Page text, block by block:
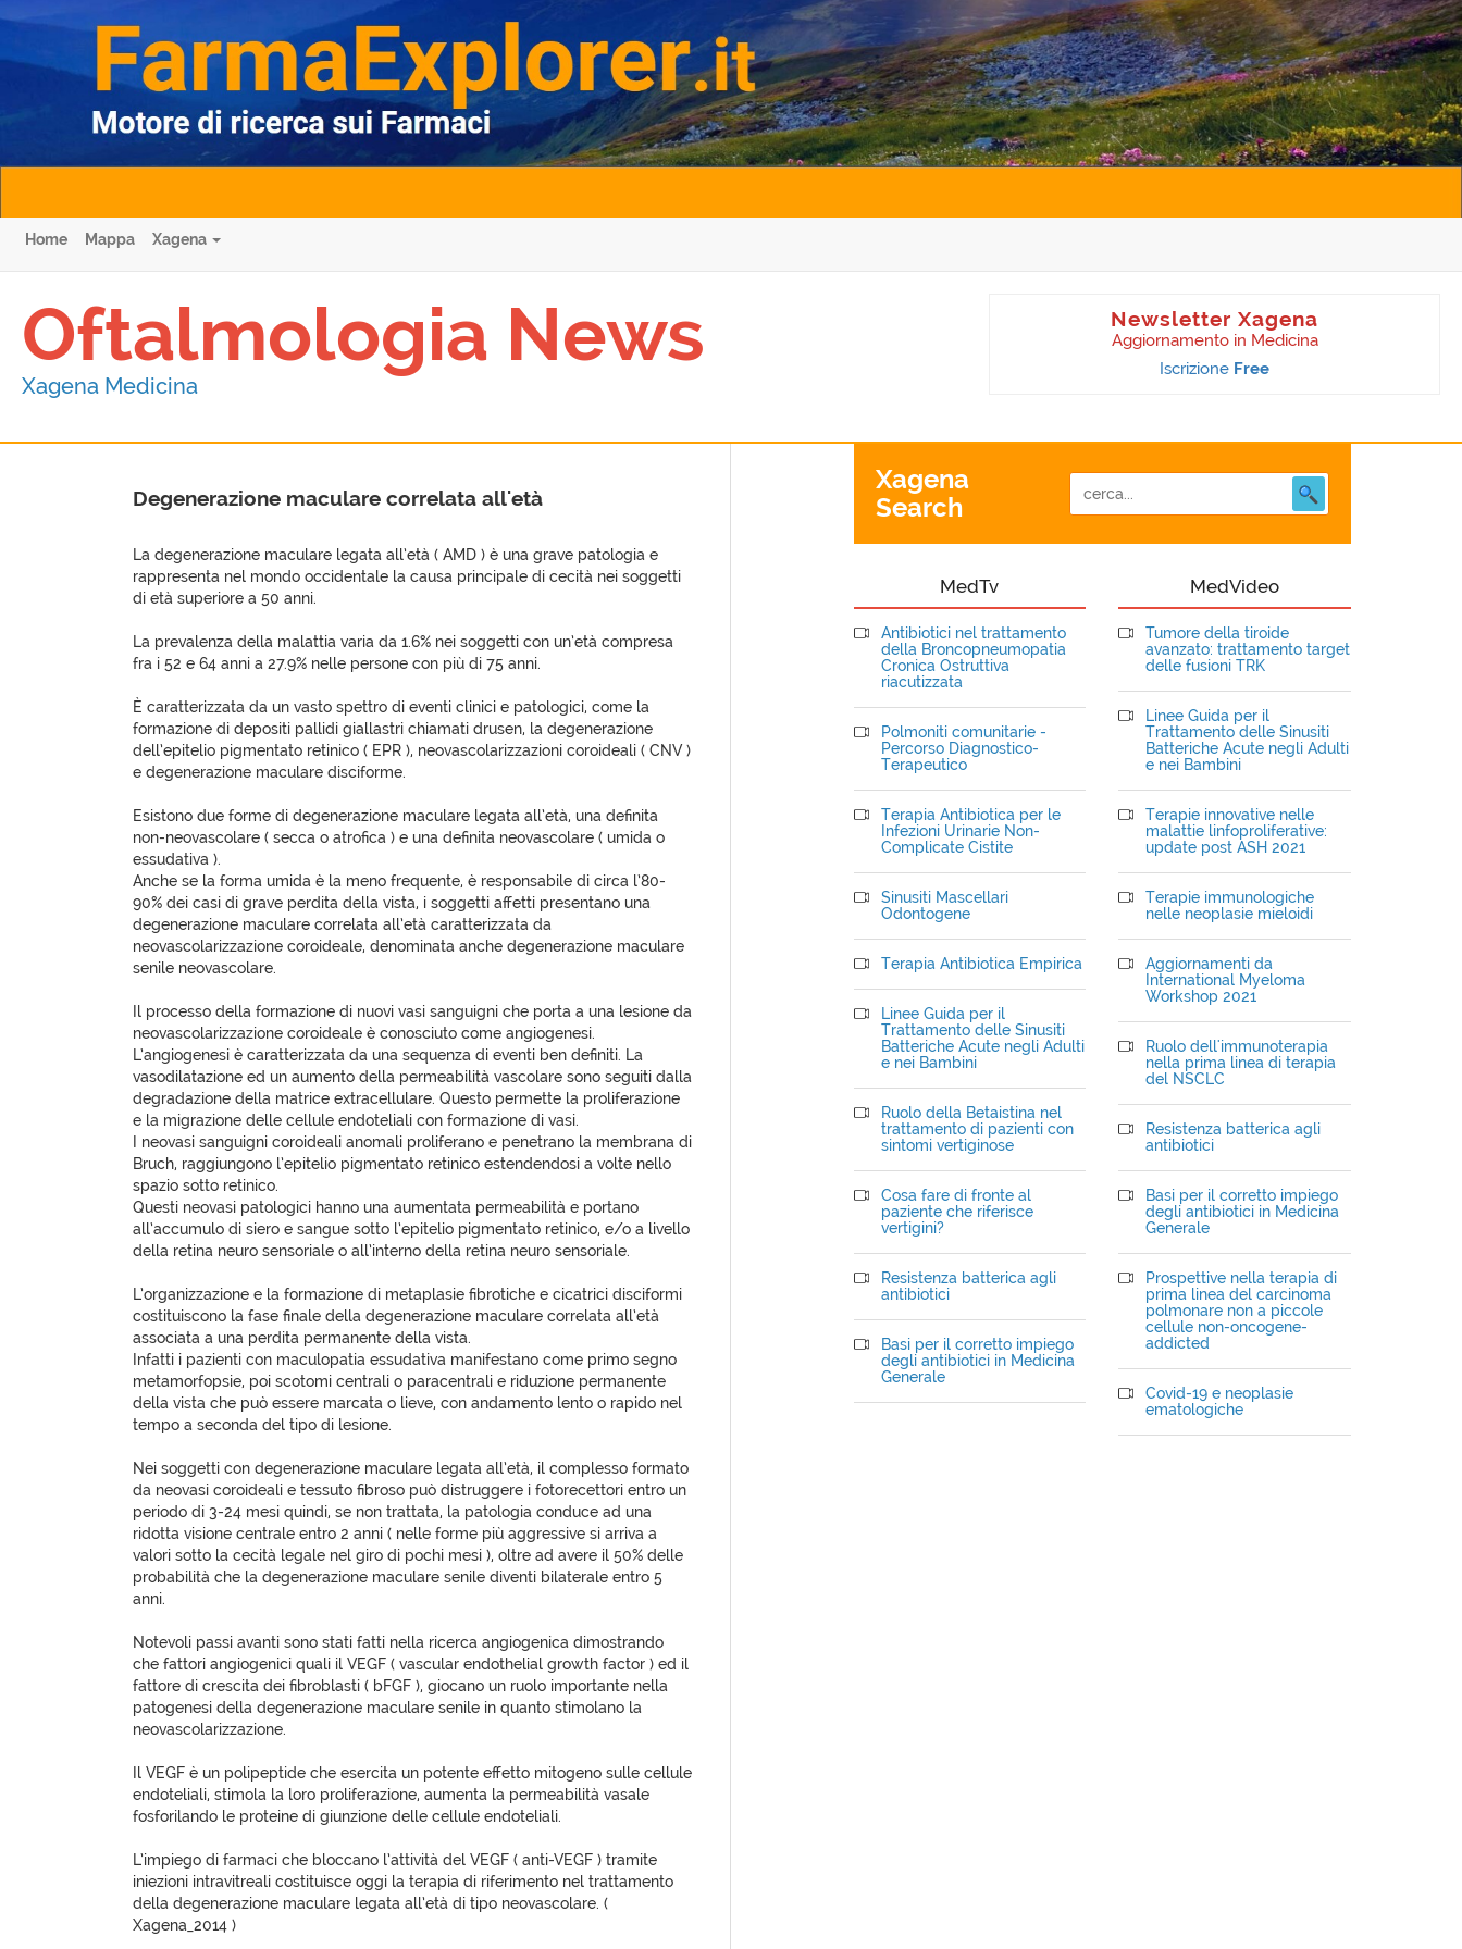
Home Mappa Xagena
Oftalmologia News
Xagena Medicina
Newsletter Xagena
Aggiornamento in Medicina
Iscrizione Free
Degenerazione maculare correlata all'età
La degenerazione maculare legata all’età ( AMD ) è una grave patologia e
rappresenta nel mondo occidentale la causa principale di cecità nei soggetti
di età superiore a 50 anni.
La prevalenza della malattia varia da 1.6% nei soggetti con un’età compresa
fra i 52 e 64 anni a 27.9% nelle persone con più di 75 anni.
È caratterizzata da un vasto spettro di eventi clinici e patologici, come la
formazione di depositi pallidi giallastri chiamati drusen, la degenerazione
dell’epitelio pigmentato retinico ( EPR ), neovascolarizzazioni coroideali ( CNV )
e degenerazione maculare disciforme.
Esistono due forme di degenerazione maculare legata all’età, una definita
non-neovascolare ( secca o atrofica ) e una definita neovascolare ( umida o
essudativa ).
Anche se la forma umida è la meno frequente, è responsabile di circa l’80-
90% dei casi di grave perdita della vista, i soggetti affetti presentano una
degenerazione maculare correlata all’età caratterizzata da
neovascolarizzazione coroideale, denominata anche degenerazione maculare
senile neovascolare.
Il processo della formazione di nuovi vasi sanguigni che porta a una lesione da
neovascolarizzazione coroideale è conosciuto come angiogenesi.
L’angiogenesi è caratterizzata da una sequenza di eventi ben definiti. La
vasodilatazione ed un aumento della permeabilità vascolare sono seguiti dalla
degradazione della matrice extracellulare. Questo permette la proliferazione
e la migrazione delle cellule endoteliali con formazione di vasi.
I neovasi sanguigni coroideali anomali proliferano e penetrano la membrana di
Bruch, raggiungono l’epitelio pigmentato retinico estendendosi a volte nello
spazio sotto retinico.
Questi neovasi patologici hanno una aumentata permeabilità e portano
all’accumulo di siero e sangue sotto l’epitelio pigmentato retinico, e/o a livello
della retina neuro sensoriale o all’interno della retina neuro sensoriale.
L’organizzazione e la formazione di metaplasie fibrotiche e cicatrici disciformi
costituiscono la fase finale della degenerazione maculare correlata all’età
associata a una perdita permanente della vista.
Infatti i pazienti con maculopatia essudativa manifestano come primo segno
metamorfopsie, poi scotomi centrali o paracentrali e riduzione permanente
della vista che può essere marcata o lieve, con andamento lento o rapido nel
tempo a seconda del tipo di lesione.
Nei soggetti con degenerazione maculare legata all’età, il complesso formato
da neovasi coroideali e tessuto fibroso può distruggere i fotorecettori entro un
periodo di 3-24 mesi quindi, se non trattata, la patologia conduce ad una
ridotta visione centrale entro 2 anni ( nelle forme più aggressive si arriva a
valori sotto la cecità legale nel giro di pochi mesi ), oltre ad avere il 50% delle
probabilità che la degenerazione maculare senile diventi bilaterale entro 5
anni.
Notevoli passi avanti sono stati fatti nella ricerca angiogenica dimostrando
che fattori angiogenici quali il VEGF ( vascular endothelial growth factor ) ed il
fattore di crescita dei fibroblasti ( bFGF ), giocano un ruolo importante nella
patogenesi della degenerazione maculare senile in quanto stimolano la
neovascolarizzazione.
Il VEGF è un polipeptide che esercita un potente effetto mitogeno sulle cellule
endoteliali, stimola la loro proliferazione, aumenta la permeabilità vasale
fosforilando le proteine di giunzione delle cellule endoteliali.
L’impiego di farmaci che bloccano l’attività del VEGF ( anti-VEGF ) tramite
iniezioni intravitreali costituisce oggi la terapia di riferimento nel trattamento
della degenerazione maculare legata all’età di tipo neovascolare. (
Xagena_2014 )
Xagena
Search
MedTv
Antibiotici nel trattamento
della Broncopneumopatia
Cronica Ostruttiva
riacutizzata
Polmoniti comunitarie -
Percorso Diagnostico-
Terapeutico
Terapia Antibiotica per le
Infezioni Urinarie Non-
Complicate Cistite
Sinusiti Mascellari
Odontogene
Terapia Antibiotica Empirica
Linee Guida per il
Trattamento delle Sinusiti
Batteriche Acute negli Adulti
e nei Bambini
Ruolo della Betaistina nel
trattamento di pazienti con
sintomi vertiginose
Cosa fare di fronte al
paziente che riferisce
vertigini?
Resistenza batterica agli
antibiotici
Basi per il corretto impiego
degli antibiotici in Medicina
Generale
MedVideo
Tumore della tiroide
avanzato: trattamento target
delle fusioni TRK
Linee Guida per il
Trattamento delle Sinusiti
Batteriche Acute negli Adulti
e nei Bambini
Terapie innovative nelle
malattie linfoproliferative:
update post ASH 2021
Terapie immunologiche
nelle neoplasie mieloidi
Aggiornamenti da
International Myeloma
Workshop 2021
Ruolo dell'immunoterapia
nella prima linea di terapia
del NSCLC
Resistenza batterica agli
antibiotici
Basi per il corretto impiego
degli antibiotici in Medicina
Generale
Prospettive nella terapia di
prima linea del carcinoma
polmonare non a piccole
cellule non-oncogene-
addicted
Covid-19 e neoplasie
ematologiche